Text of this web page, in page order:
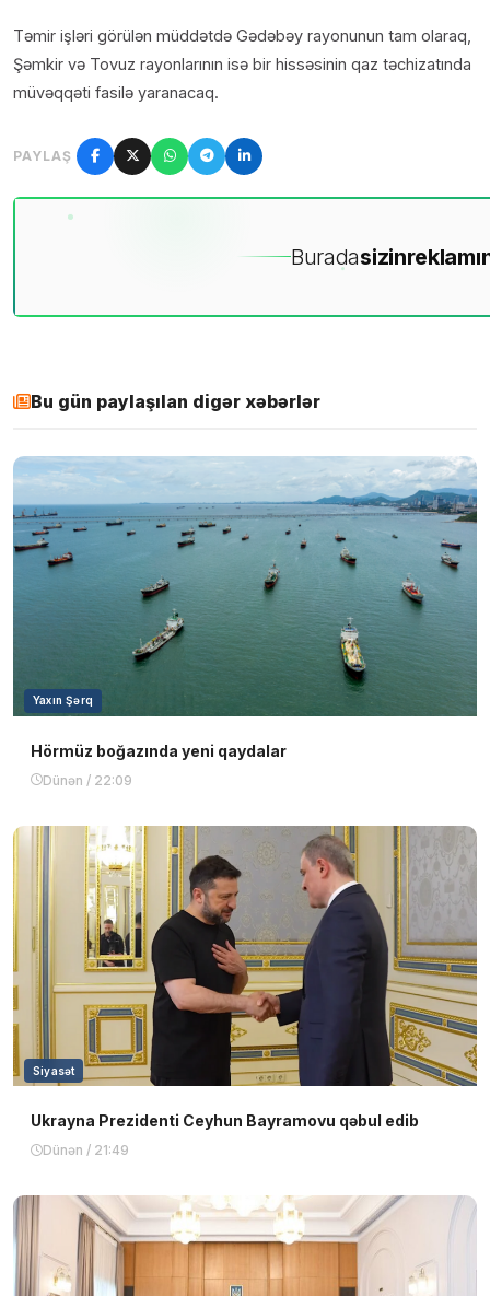
Təmir işləri görülən müddətdə Gədəbəy rayonunun tam olaraq,
Şəmkir və Tovuz rayonlarının isə bir hissəsinin qaz təchizatında
müvəqqəti fasilə yaranacaq.
PAYLAŞ
Buradasizin
Bu gün paylaşılan digər xəbərlər
Yaxın Şərq
Hörmüz boğazında yeni qaydalar
Dünən / 22:09
Siyasət
Ukrayna Prezidenti Ceyhun Bayramovu qəbul edib
Dünən / 21:49